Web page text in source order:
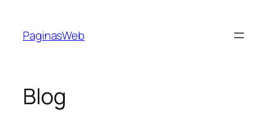
contenido
PaginasWeb
Blog